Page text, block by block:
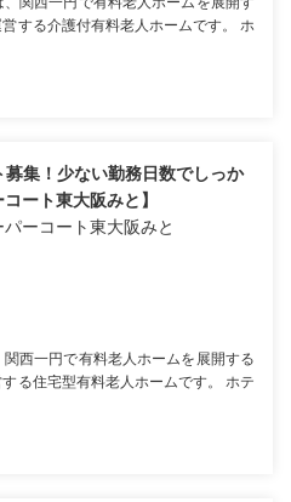
する介護付有料老人ホームです。 ホ
集！少ない勤務日数でしっか
ート東大阪みと】
ーコート東大阪みと
西一円で有料老人ホームを展開する
る住宅型有料老人ホームです。 ホテ